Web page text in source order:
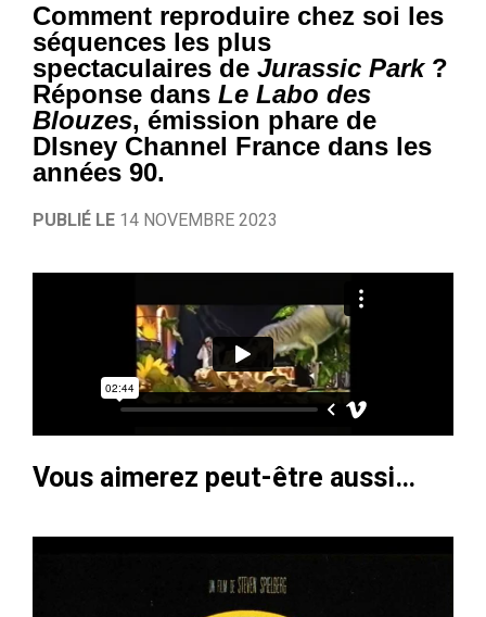
Comment reproduire chez soi les
séquences les plus
spectaculaires de Jurassic Park?
Réponse dans Le Labo des
Blouzes, émission phare de
DIsney Channel France dans les
années 90.
PUBLIÉ LE 14 NOVEMBRE 2023
Vous aimerez peut-être aussi…